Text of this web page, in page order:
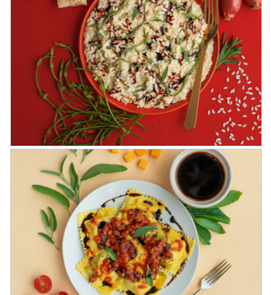
Ravioli alla zucca con crema di
Parmigiano Reggiano e Aceto
Balsamico di Modena IGP
Riso Carnaroli agli asparagi selvatici,
mantecato al parmigiano reggiano e
Aceto Balsamico di Modena IGP